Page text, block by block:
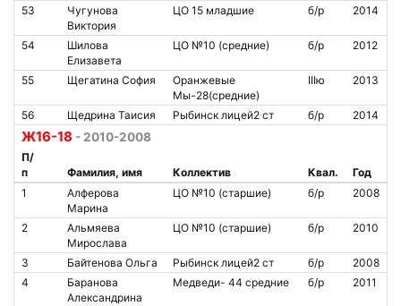
53
Чугунова
Виктория
ЦО 15 младшие б/р 2014
54
Шилова
Елизавета
ЦО №10 (средние) б/р 2012
55 Щегатина София
Оранжевые
Мы-28(средние)
IIIю 2013
56 Щедрина Таисия Рыбинск лицей2 ст б/р 2014
Ж16-18 - 2010-2008
П/
п
Фамилия, имя Коллектив Квал.
Год
1
Алферова
Марина
ЦО №10 (старшие) б/р 2008
2
Альмяева
Мирослава
ЦО №10 (старшие) б/р 2010
3 Байтенова Ольга Рыбинск лицей2 ст б/р
2008
4
Баранова
Александрина
Медведи- 44 средние б/р 2011